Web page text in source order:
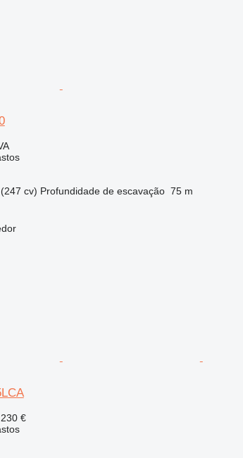
cv) Profundidade de escavação 75 m
€